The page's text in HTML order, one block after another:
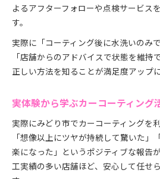
よるアフターフォローや点検サービス
す。
実際に「コーティング後に水洗いのみ
「店舗からのアドバイスで状態を維持
正しい方法を知ることが満足度アップ
実体験から学ぶカーコーティング
実際にみどり市でカーコーティングを
「想像以上にツヤが持続して驚いた」
楽になった」というポジティブな報告
工実績の多い店舗ほど、安心して任せ